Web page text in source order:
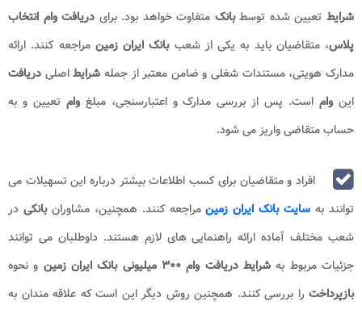
شرایط تعیین شده توسطبانک متفاوت خواهد بود. برای دریافت وام انتخاب
پلاس، متقاضیان باید به یکی از شعببانک ایران زمینمراجعه کنند. ارائه
مدارک هویتی، مستندات شغلی و ضامن معتبر از جمله شرایطاصلی دریافت
این وام است. پس از بررسی مدارک و اعتبارسنجی، مبلغوام تعیین و به
حساب متقاضی واریز می شود.
افراد و متقاضیان برای کسب اطلاعات بیشتر درباره این تسهیلات می
توانند به سایت بانک ایران زمین مراجعه کنند. همچنین، مشاورانبانکی در
شعب مختلف آماده ارائه راهنمایی های لازم هستند. داوطلبان می توانند
جزئیات مربوط به شرایط دریافت وام ۳۰۰ میلیونی بانک ایران زمین و نحوه
بازپرداخت را بررسی کنند. همچنین روش دیگر این است که علاقه مندان به